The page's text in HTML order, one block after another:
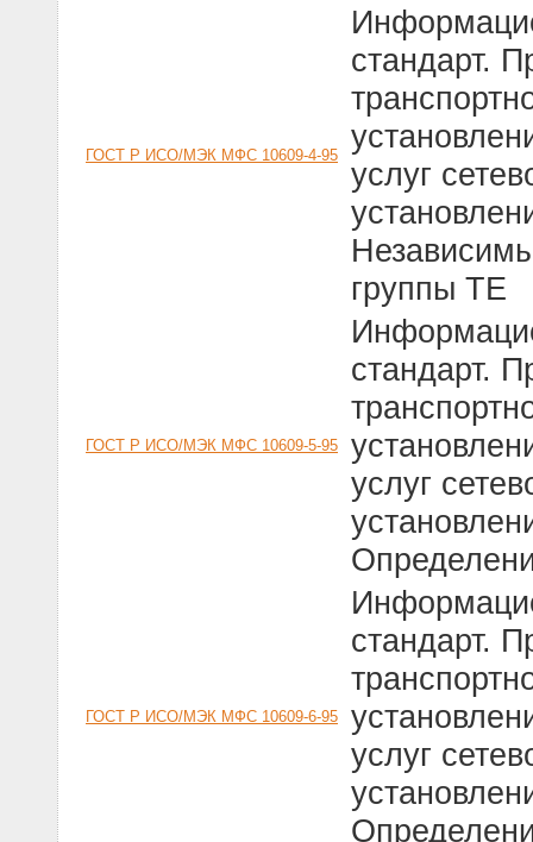
ГОСТ Р ИСО/МЭК МФС 10609-4-95
стандарт.
услуг
группы ТЕ
ГОСТ Р ИСО/МЭК МФС 10609-5-95
стандарт.
услуг
ГОСТ Р ИСО/МЭК МФС 10609-6-95
стандарт.
услуг